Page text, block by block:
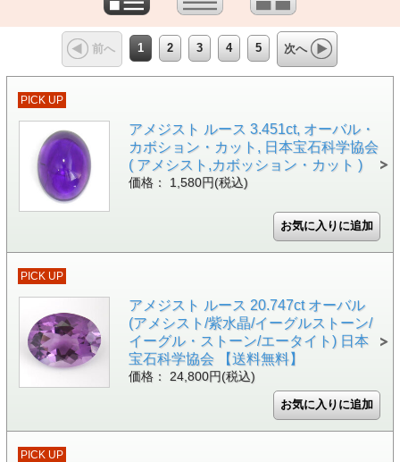
前へ 1 2 3 4 5 次へ
PICK UP
アメジスト ルース 3.451ct, オーバル・
カボション・カット, 日本宝石科学協会
( アメシスト,カボッション・カット )
価格： 1,580円(税込)
PICK UP
アメジスト ルース 20.747ct オーバル
(アメシスト/紫水晶/イーグルストーン/
イーグル・ストーン/エータイト) 日本
宝石科学協会 【送料無料】
価格： 24,800円(税込)
PICK UP